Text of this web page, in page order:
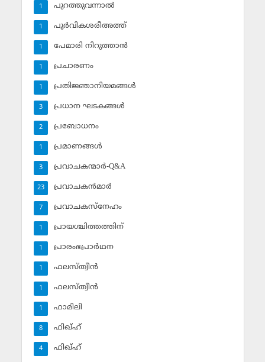
പുറത്തുവന്നാല്‍
1
പൂര്‍വികശരീഅത്ത്
1
പേമാരി നിറുത്താന്‍
1
പ്രചാരണം
1
പ്രതിജ്ഞാനിയമങ്ങള്‍
1
പ്രധാന ഘടകങ്ങള്‍
3
പ്രബോധനം
2
പ്രമാണങ്ങള്‍
1
പ്രവാചകന്മാര്‍-Q&A
3
പ്രവാചകന്‍മാര്‍
23
പ്രവാചകസ്‌നേഹം
7
പ്രായശ്ചിത്തത്തിന്
1
പ്രാരംഭപ്രാര്‍ഥന
1
ഫലസ്ത്വീൻ
1
ഫലസ്ത്വീൻ
1
ഫാമിലി
1
ഫിഖ്ഹ്
8
ഫിഖ്ഹ്‌
4